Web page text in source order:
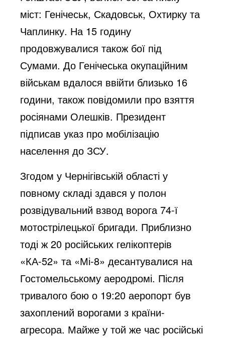
міст: Генічеськ, Скадовськ, Охтирку та
Чаплинку. На 15 годину
продовжувалися також бої під
Сумами. До Генічеська окупаційним
військам вдалося ввійти близько 16
години, також повідомили про взяття
росіянами Олешків. Президент
підписав указ про мобілізацію
населення до ЗСУ.
Згодом у Чернігівській області у
повному складі здався у полон
розвідувальний взвод ворога 74-ї
мотострілецької бригади. Приблизно
тоді ж 20 російських гелікоптерів
«КА-52» та «Мі-8» десантувалися на
Гостомельському аеродромі. Після
тривалого бою о 19:20 аеропорт був
захоплений ворогами з країни-
агресора. Майже у той же час російські